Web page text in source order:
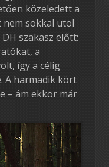
közeledett a
sokkal utol
szakasz előtt:
a
így a célig
A harmadik kört
– ám ekkor már